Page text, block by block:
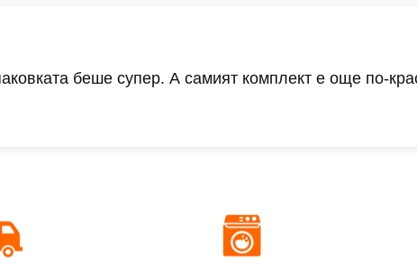
беше супер. А самият комплект е още по-